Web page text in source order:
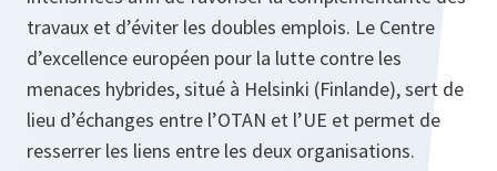
travaux et d’éviter les doubles emplois. Le Centre
d’excellence européen pour la lutte contre les
menaces hybrides, situé à Helsinki (Finlande), sert de
lieu d’échanges entre l’OTAN et l’UE et permet de
resserrer les liens entre les deux organisations.